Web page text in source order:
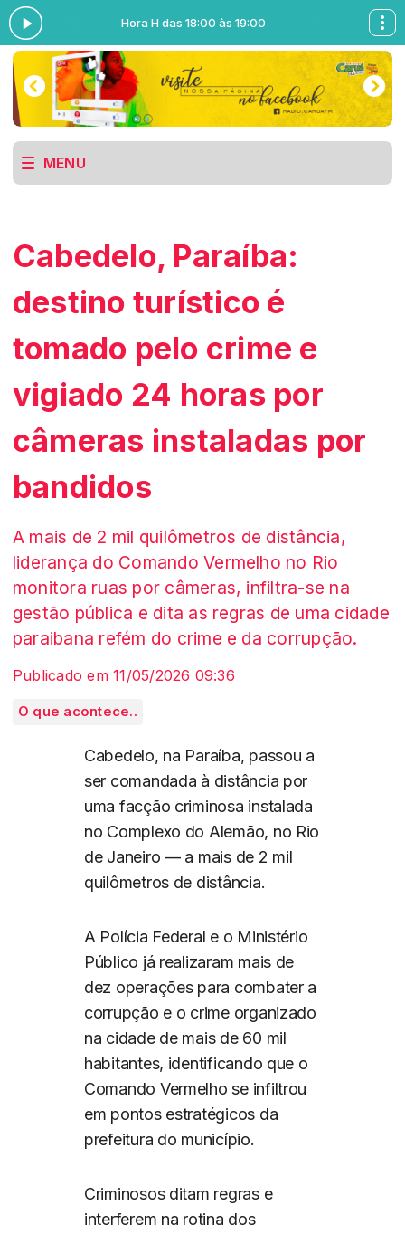
Hora H das 18:00 às 19:00
MENU
Cabedelo, Paraíba:
destino turístico é
tomado pelo crime e
vigiado 24 horas por
câmeras instaladas por
bandidos
A mais de 2 mil quilômetros de distância,
liderança do Comando Vermelho no Rio
monitora ruas por câmeras, infiltra-se na
gestão pública e dita as regras de uma cidade
paraibana refém do crime e da corrupção.
Publicado em 11/05/2026 09:36
O que acontece..
Cabedelo, na Paraíba, passou a
ser comandada à distância por
uma facção criminosa instalada
no Complexo do Alemão, no Rio
de Janeiro — a mais de 2 mil
quilômetros de distância.
A Polícia Federal e o Ministério
Público já realizaram mais de
dez operações para combater a
corrupção e o crime organizado
na cidade de mais de 60 mil
habitantes, identificando que o
Comando Vermelho se infiltrou
em pontos estratégicos da
prefeitura do município.
Criminosos ditam regras e
interferem na rotina dos